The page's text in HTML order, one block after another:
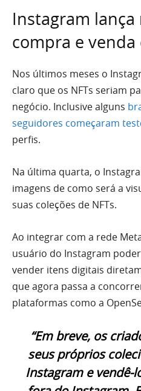
Instagram
compra e venda
Nos últimos meses o
claro que os NFTs seriam
negócio. Inclusive alguns
seguidores começaram
perfis.
Na última quarta, o
imagens de como será a
suas coleções de NFTs.
Ao integrar com a rede
usuário do Instagram
vender itens digitais
que agora passa a
plataformas como a
“Em breve, os
seus próprios
Instagram e vendê-